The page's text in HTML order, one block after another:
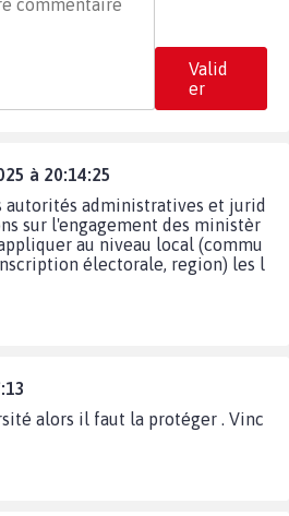
Valid
er
à 20:14:25
autorités administratives et jurid
sur l'engagement des ministèr
au niveau local (commu
électorale, region) les l
alors il faut la protéger . Vinc